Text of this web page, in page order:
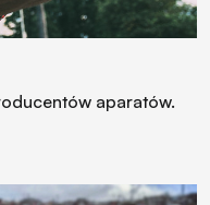
aparatów.